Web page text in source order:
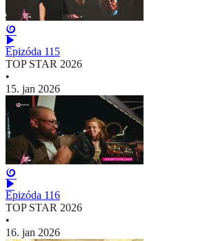
Epizóda 115
TOP STAR 2026
•
15. jan 2026
Epizóda 116
TOP STAR 2026
•
16. jan 2026